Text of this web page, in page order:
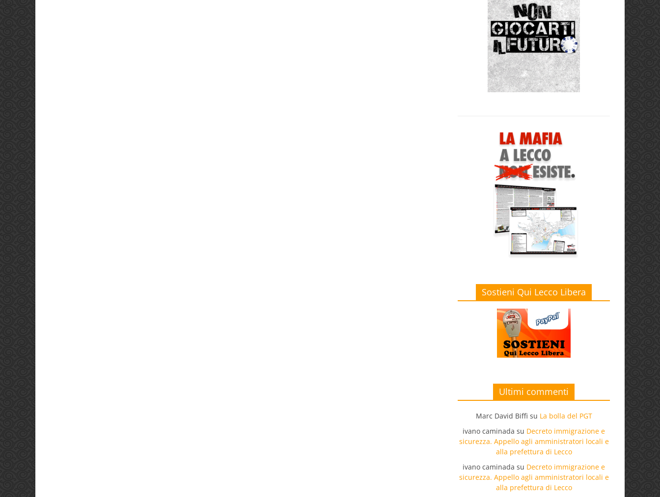
Sostieni Qui Lecco Libera
Ultimi commenti
Marc David Biffi su La bolla del PGT
ivano caminada su Decreto immigrazione e
sicurezza. Appello agli amministratori locali e
alla prefettura di Lecco
ivano caminada su Decreto immigrazione e
sicurezza. Appello agli amministratori locali e
alla prefettura di Lecco